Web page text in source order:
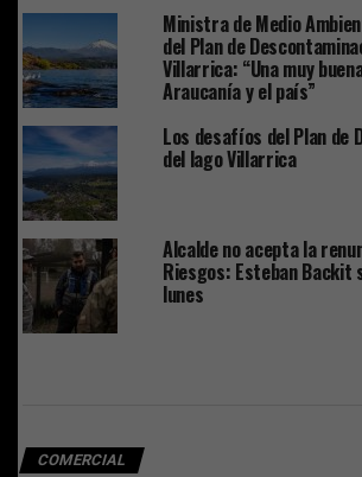
Ministra de Medio
del Plan de
Villarrica: “Una muy
Araucanía y el país”
Los desafíos del Plan de
del lago Villarrica
Alcalde no acepta la
Riesgos: Esteban
lunes
COMERCIAL